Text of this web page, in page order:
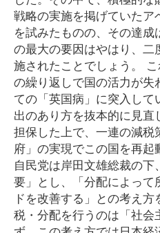
戦略の実施を掲げていた
を試みたものの、その達
の最大の要因はやはり、
施されたことでしょう。
の繰り返しで国の活力が
ての「英国病」に突入し
出のあり方を抜本的に見
担保した上で、一連の減
府」の実現でこの国を再起
自民党は岸田文雄総裁の
要」とし、「分配によっ
ドを改善する」との考え
税・分配を行うのは「社会